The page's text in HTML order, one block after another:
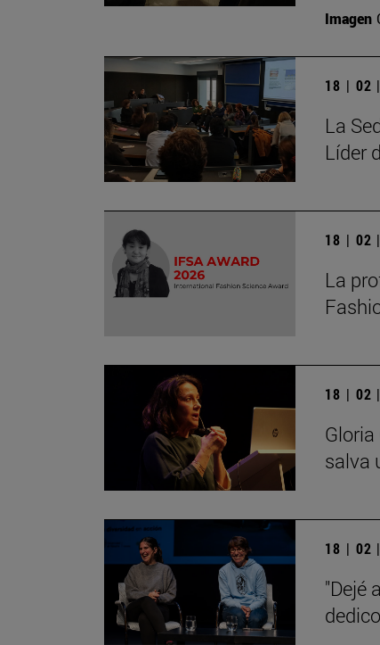
Imagen
18 | 02
La
Líder
18 | 02
La
18 | 02
salva
18 | 02
"Dejé